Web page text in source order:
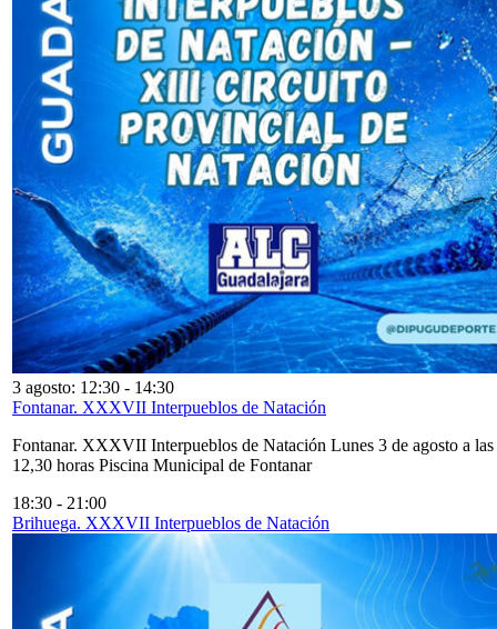
3 agosto: 12:30 - 14:30
Fontanar. XXXVII Interpueblos de Natación
Fontanar. XXXVII Interpueblos de Natación Lunes 3 de agosto a las
12,30 horas Piscina Municipal de Fontanar
18:30 - 21:00
Brihuega. XXXVII Interpueblos de Natación